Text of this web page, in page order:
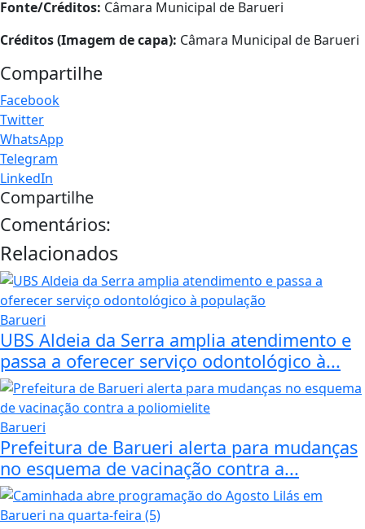
Fonte/Créditos: Câmara Municipal de Barueri
Créditos (Imagem de capa): Câmara Municipal de Barueri
Compartilhe
Facebook
Twitter
WhatsApp
Telegram
LinkedIn
Compartilhe
Comentários:
Relacionados
Barueri
UBS Aldeia da Serra amplia atendimento e
passa a oferecer serviço odontológico à...
Barueri
Prefeitura de Barueri alerta para mudanças
no esquema de vacinação contra a...